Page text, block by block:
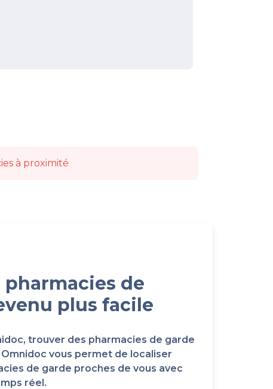
à proximité
de
plus facile
trouver des pharmacies de garde
vous permet de localiser
de garde proches de vous avec
réel.